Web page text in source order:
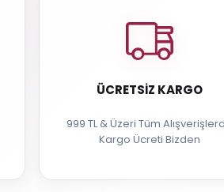
ÜCRETSIZ KARGO
999 TL & Üzeri Tüm
Kargo Ücreti Bizden